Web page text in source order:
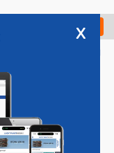
Check in
x